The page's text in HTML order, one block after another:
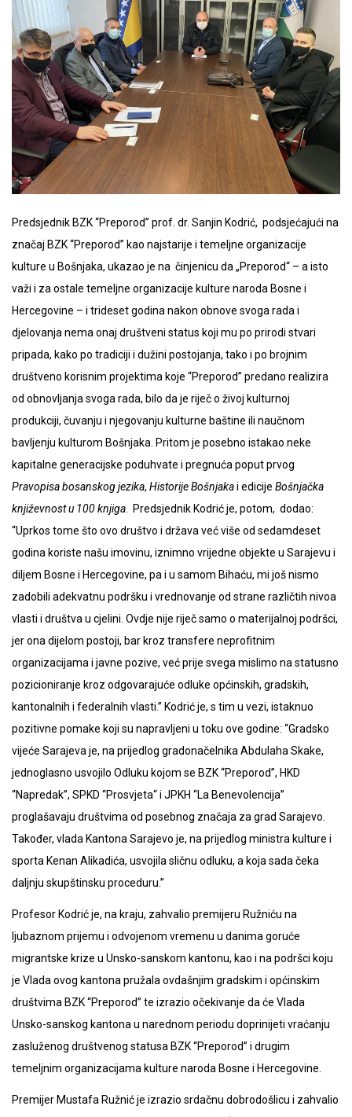
Predsjednik BZK “Preporod” prof. dr. Sanjin Kodrić, podsjećajući na
značaj BZK “Preporod” kao najstarije i temeljne organizacije
kulture u Bošnjaka, ukazao je na činjenicu da „Preporod“ – a isto
važi i za ostale temeljne organizacije kulture naroda Bosne i
Hercegovine – i trideset godina nakon obnove svoga rada i
djelovanja nema onaj društveni status koji mu po prirodi stvari
pripada, kako po tradiciji i dužini postojanja, tako i po brojnim
društveno korisnim projektima koje “Preporod” predano realizira
od obnovljanja svoga rada, bilo da je riječ o živoj kulturnoj
produkciji, čuvanju i njegovanju kulturne baštine ili naučnom
bavljenju kulturom Bošnjaka. Pritom je posebno istakao neke
kapitalne generacijske poduhvate i pregnuća poput prvog
Pravopisa bosanskog jezika, Historije Bošnjakai edicije Bošnjačka
književnost u 100 knjiga. Predsjednik Kodrić je, potom, dodao:
“Uprkos tome što ovo društvo i država već više od sedamdeset
godina koriste našu imovinu, iznimno vrijedne objekte u Sarajevu i
diljem Bosne i Hercegovine, pa i u samom Bihaću, mi još nismo
zadobili adekvatnu podršku i vrednovanje od strane različtih nivoa
vlasti i društva u cjelini. Ovdje nije riječ samo o materijalnoj podršci,
jer ona dijelom postoji, bar kroz transfere neprofitnim
organizacijama i javne pozive, već prije svega mislimo na statusno
pozicioniranje kroz odgovarajuće odluke općinskih, gradskih,
kantonalnih i federalnih vlasti.” Kodrić je, s tim u vezi, istaknuo
pozitivne pomake koji su napravljeni u toku ove godine: “Gradsko
vijeće Sarajeva je, na prijedlog gradonačelnika Abdulaha Skake,
jednoglasno usvojilo Odluku kojom se BZK “Preporod”, HKD
“Napredak”, SPKD “Prosvjeta“ i JPKH “La Benevolencija”
proglašavaju društvima od posebnog značaja za grad Sarajevo.
Također, vlada Kantona Sarajevo je, na prijedlog ministra kulture i
sporta Kenan Alikadića, usvojila sličnu odluku, a koja sada čeka
daljnju skupštinsku proceduru.”
Profesor Kodrić je, na kraju, zahvalio premijeru Ružniću na
ljubaznom prijemu i odvojenom vremenu u danima goruće
migrantske krize u Unsko-sanskom kantonu, kao i na podršci koju
je Vlada ovog kantona pružala ovdašnjim gradskim i općinskim
društvima BZK “Preporod” te izrazio očekivanje da će Vlada
Unsko-sanskog kantona u narednom periodu doprinijeti vraćanju
zasluženog društvenog statusa BZK “Preporod” i drugim
temeljnim organizacijama kulture naroda Bosne i Hercegovine.
Premijer Mustafa Ružnić je izrazio srdačnu dobrodošlicu i zahvalio